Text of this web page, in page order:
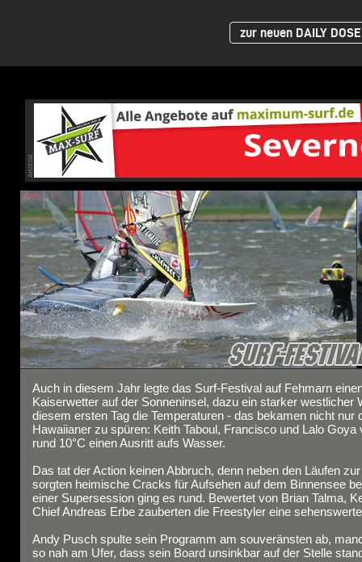
zur neuen DAILY
Auch in diesem Jahr legte das Surf-Festival auf Fehmarn
Kaiserwetter auf der Sonneninsel, dazu ein starker westlicher
diesem ersten Tag die Temperaturen - das bekamen nicht nur
Hawaiianer zu spüren: Keith Taboul, Francisco und Lalo Goya
rund 10°C einen Ausritt aufs Wasser.
Das tat der Action keinen Abbruch, denn neben den Läufen
sorgten heimische Cracks für Aufsehen auf dem Binnensee
einer Supersession ging es rund. Bewertet von Brian Talma,
Chief Andreas Erbe zauberten die Freestyler eine
Andy Pusch spulte sein Programm am souveränsten ab,
so nah am Ufer, dass sein Board unsinkbar auf der Stelle